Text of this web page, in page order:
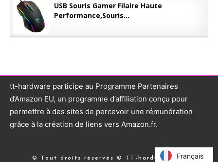
USB Souris Gamer Filaire Haute
Performance,Souris...
tt-hardware participe au Programme Partenaires
d’Amazon EU, un programme d’affiliation conçu pour
permettre à des sites de percevoir une rémunération
grâce à la création de liens vers Amazon.fr.
© Tout droits réservés © TT-hardware.comFrançais
Français